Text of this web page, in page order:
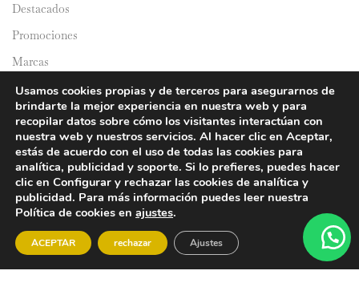
Destacados
Promociones
Marcas
Catálogos
Domicilios
© 2024 Y&Y Asian Market. All rights reserved.
Usamos cookies propias y de terceros para asegurarnos de
brindarte la mejor experiencia en nuestra web y para
recopilar datos sobre cómo los visitantes interactúan con
nuestra web y nuestros servicios. Al hacer clic en Aceptar,
estás de acuerdo con el uso de todas las cookies para
analítica, publicidad y soporte. Si lo prefieres, puedes hacer
clic en Configurar y rechazar las cookies de analítica y
publicidad. Para más información puedes leer nuestra
Política de cookies en ajustes.
ACEPTAR rechazar Ajustes